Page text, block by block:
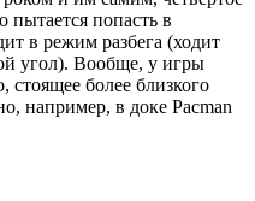
пытается попасть в
в режим разбега (ходит
угол). Вообще, у игры
стоящее более близкого
например, в доке Pacman